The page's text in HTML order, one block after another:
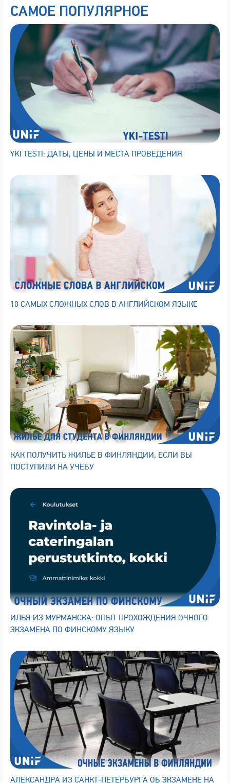
САМОЕ ПОПУЛЯРНОЕ
YKI TESTI: ДАТЫ, ЦЕНЫ И МЕСТА ПРОВЕДЕНИЯ
10 САМЫХ СЛОЖНЫХ СЛОВ В АНГЛИЙСКОМ ЯЗЫКЕ
КАК ПОЛУЧИТЬ ЖИЛЬЕ В ФИНЛЯНДИИ, ЕСЛИ ВЫ
ПОСТУПИЛИ НА УЧЕБУ
ИЛЬЯ ИЗ МУРМАНСКА: ОПЫТ ПРОХОЖДЕНИЯ ОЧНОГО
ЭКЗАМЕНА ПО ФИНСКОМУ ЯЗЫКУ
АЛЕКСАНДРА ИЗ САНКТ-ПЕТЕРБУРГА ОБ ЭКЗАМЕНЕ НА